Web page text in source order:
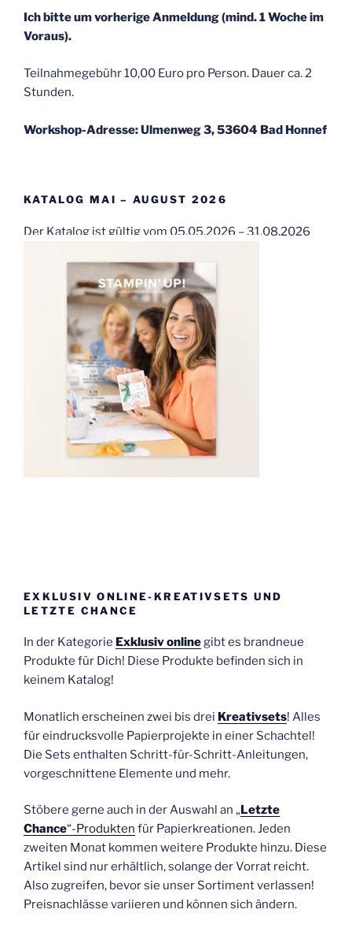
Ich bitte um vorherige Anmeldung (mind. 1 Woche im
Voraus).
Teilnahmegebühr 10,00 Euro pro Person. Dauer ca. 2
Stunden.
Workshop-Adresse: Ulmenweg 3, 53604 Bad Honnef
KATALOG MAI – AUGUST 2026
Der Katalog ist gültig vom 05.05.2026 – 31.08.2026
EXKLUSIV ONLINE-KREATIVSETS UND
LETZTE CHANCE
In der Kategorie Exklusiv onlinegibt es brandneue
Produkte für Dich! Diese Produkte befinden sich in
keinem Katalog!
Monatlich erscheinen zwei bis drei Kreativsets! Alles
für eindrucksvolle Papierprojekte in einer Schachtel!
Die Sets enthalten Schritt-für-Schritt-Anleitungen,
vorgeschnittene Elemente und mehr.
Stöbere gerne auch in der Auswahl an „Letzte
Chance“-Produkten für Papierkreationen. Jeden
zweiten Monat kommen weitere Produkte hinzu. Diese
Artikel sind nur erhältlich, solange der Vorrat reicht.
Also zugreifen, bevor sie unser Sortiment verlassen!
Preisnachlässe variieren und können sich ändern.